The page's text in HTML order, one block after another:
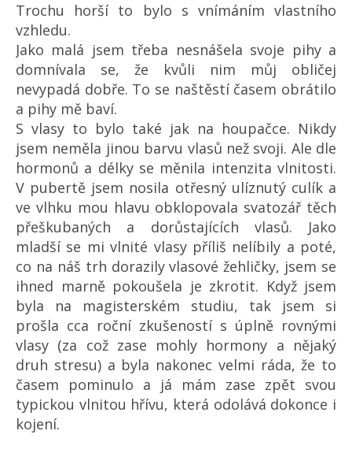
Trochu horší to bylo s vnímáním vlastního
vzhledu.
Jako malá jsem třeba nesnášela svoje pihy a
domnívala se, že kvůli nim můj obličej
nevypadá dobře. To se naštěstí časem obrátilo
a pihy mě baví.
S vlasy to bylo také jak na houpačce. Nikdy
jsem neměla jinou barvu vlasů než svoji. Ale dle
hormonů a délky se měnila intenzita vlnitosti.
V pubertě jsem nosila otřesný ulíznutý culík a
ve vlhku mou hlavu obklopovala svatozář těch
přeškubaných a dorůstajících vlasů. Jako
mladší se mi vlnité vlasy příliš nelíbily a poté,
co na náš trh dorazily vlasové žehličky, jsem se
ihned marně pokoušela je zkrotit. Když jsem
byla na magisterském studiu, tak jsem si
prošla cca roční zkušeností s úplně rovnými
vlasy (za což zase mohly hormony a nějaký
druh stresu) a byla nakonec velmi ráda, že to
časem pominulo a já mám zase zpět svou
typickou vlnitou hřívu, která odolává dokonce i
kojení.